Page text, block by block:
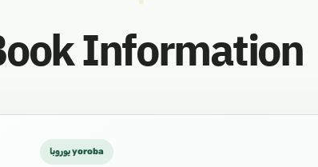
Information
يوروبا yoroba